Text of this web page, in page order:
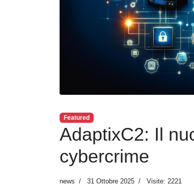
Featured
AdaptixC2: Il
cybercrime
news 31 Ottobre 2025 Visite: 2221